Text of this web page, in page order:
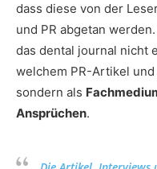
dass diese von der
und PR abgetan
das dental journal nicht
welchem PR-Artikel
sondern als
Ansprüchen.